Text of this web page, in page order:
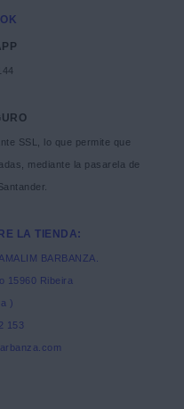
SSL, lo que permite que
mediante la pasarela de
LA TIENDA:
BARBANZA.
15960 Ribeira
)
153